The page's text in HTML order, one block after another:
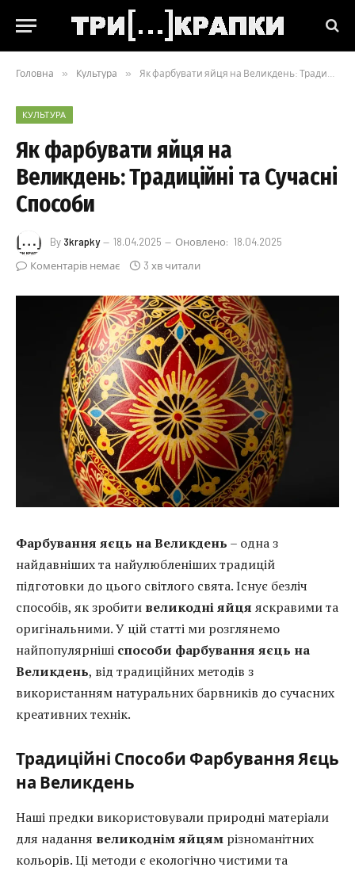
Головна » Культура » Як фарбувати яйця на Великдень: Традиційні та Сучасні Способи
КУЛЬТУРА
Як фарбувати яйця на
Великдень: Традиційні та Сучасні
Способи
By 3krapky 18.04.2025 Оновлено: 18.04.2025
Коментарів немає
3 хв читали
Фарбування яєць на Великдень – одна з
найдавніших та найулюбленіших традицій
підготовки до цього світлого свята. Існує безліч
способів, як зробити великодні яйця яскравими та
оригінальними. У цій статті ми розглянемо
найпопулярніші способи фарбування яєць на
Великдень, від традиційних методів з
використанням натуральних барвників до сучасних
креативних технік.
Традиційні Способи Фарбування Яєць
на Великдень
Наші предки використовували природні матеріали
для надання великоднім яйцям різноманітних
кольорів. Ці методи є екологічно чистими та